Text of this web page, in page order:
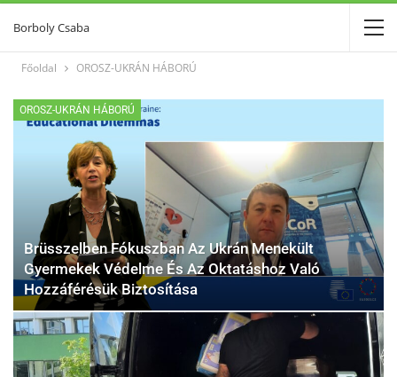
Borboly Csaba
Főoldal OROSZ-UKRÁN HÁBORÚ
OROSZ-UKRÁN HÁBORÚ
Brüsszelben Fókuszban Az Ukrán Menekült
Gyermekek Védelme És Az Oktatáshoz Való
Hozzáférésük Biztosítása